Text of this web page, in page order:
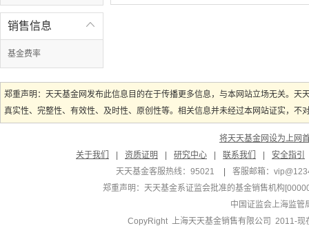

销售信息
基金费率
郑重声明：天天基金网发布此信息目的在于传播更多信息，与本网站立场无关。
真实性、完整性、有效性、及时性、原创性等。相关信息并未经过本网站证实，
将天天基金网设为上网
关于我们
资质证明 研究中心 联系我们
安全指引
天天基金客服热线：95021
客服邮箱：
郑重声明： 天天基金系证监会批准的基金销售机构
中国证监会上海监管
CopyRight 上海天天基金销售有限公司 2011-